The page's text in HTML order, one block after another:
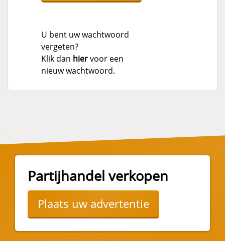
U bent uw wachtwoord
vergeten?
Klik dan hiervoor een
nieuw wachtwoord.
Partijhandel verkopen
Plaats uw advertentie